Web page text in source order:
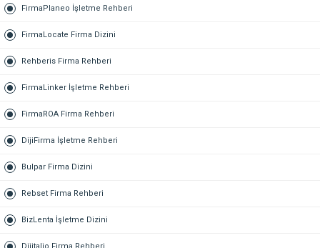
FirmaPlaneo İşletme Rehberi
FirmaLocate Firma Dizini
Rehberis Firma Rehberi
FirmaLinker İşletme Rehberi
FirmaROA Firma Rehberi
DijiFirma İşletme Rehberi
Bulpar Firma Dizini
Rebset Firma Rehberi
BizLenta İşletme Dizini